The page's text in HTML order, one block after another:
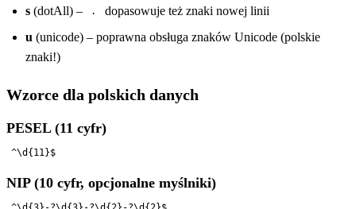
s (dotAll) – .
dopasowuje też znaki nowej linii
u (unicode) – poprawna obsługa znaków Unicode (polskie
znaki!)
Wzorce dla polskich danych
PESEL (11 cyfr)
NIP (10 cyfr, opcjonalne myślniki)